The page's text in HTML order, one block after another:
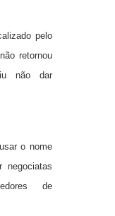
pelo
retornou
não dar
o nome
negociatas
de